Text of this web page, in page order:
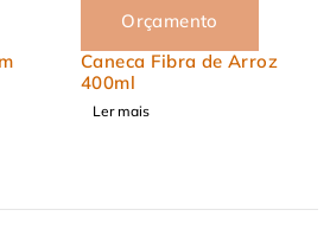
Orçamento
Caneca Fibra de Arroz